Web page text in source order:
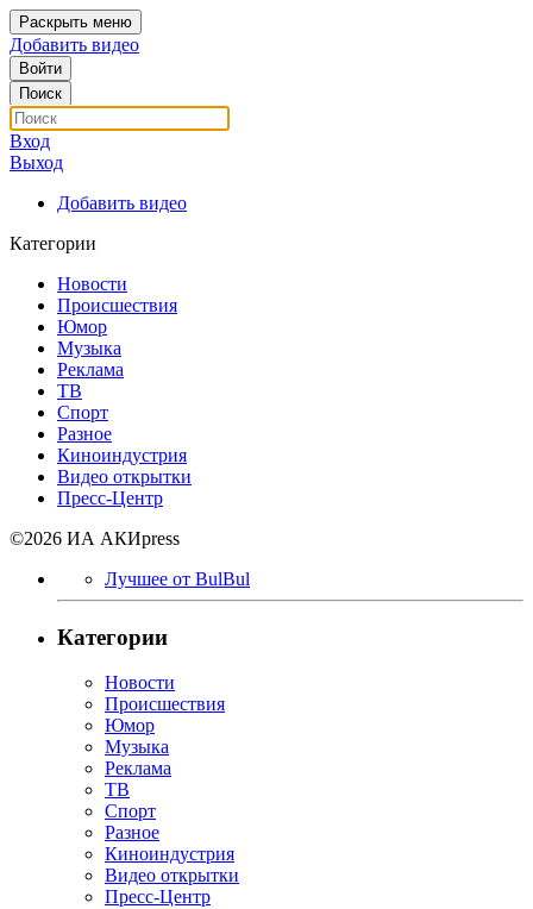
Раскрыть меню
Добавить видео
Войти
Поиск
Вход
Выход
Добавить видео
Категории
Новости
Происшествия
Юмор
Музыка
Реклама
ТВ
Спорт
Разное
Киноиндустрия
Видео открытки
Пресс-Центр
©2026 ИА АКИpress
Лучшее от BulBul
Категории
Новости
Происшествия
Юмор
Музыка
Реклама
ТВ
Спорт
Разное
Киноиндустрия
Видео открытки
Пресс-Центр